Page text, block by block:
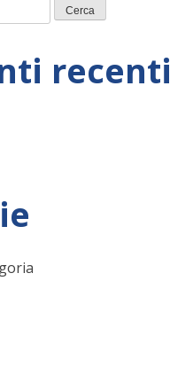
recenti